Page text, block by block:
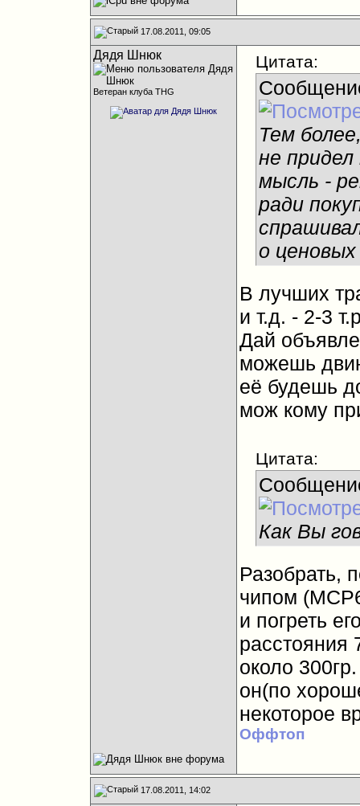
17.08.2011, 09:05
Дядя Шнюк
Ветеран клуба THG
Цитата:
Тем
не
мысль -
ради
о
В лучших
и т.д. - 2-3
Дай
можешь
её будешь
мож кому
Цитата:
Как Вы
Разобрать,
чипом
и погреть
расстояния
около
он(по
некоторое
Оффтоп
17.08.2011, 14:02